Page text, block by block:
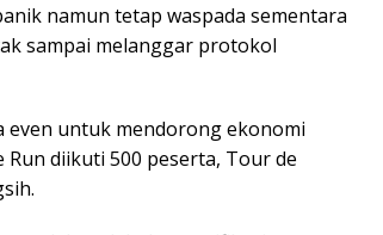
namun tetap waspada sementara
sampai melanggar protokol
even untuk mendorong ekonomi
Run diikuti 500 peserta, Tour de